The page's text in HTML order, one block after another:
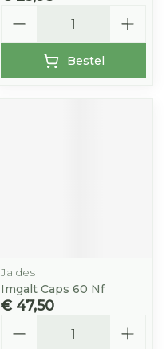
Bestel
Jaldes
Imgalt Caps 60 Nf
€ 47,50